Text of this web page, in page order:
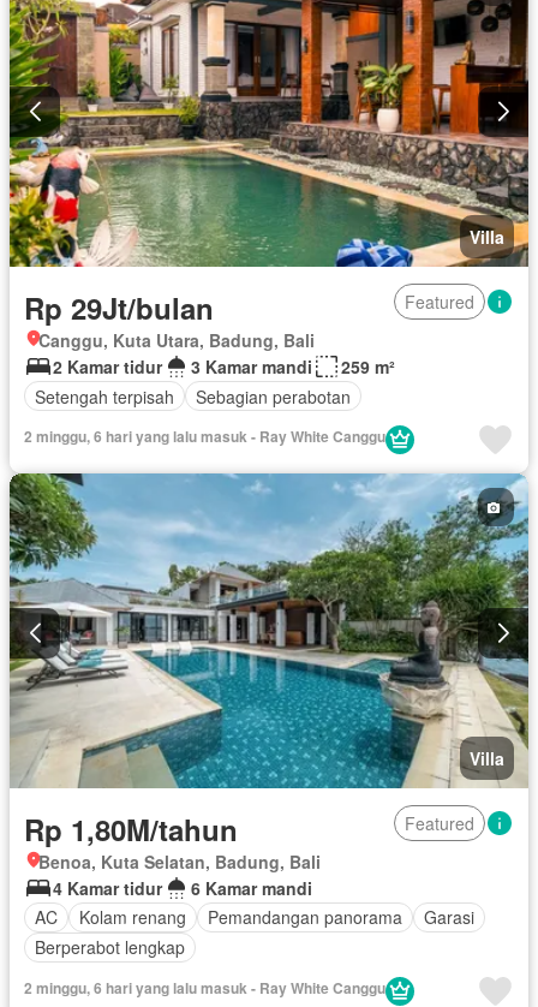
Villa
Rp 29Jt/bulan
Featured
Canggu, Kuta Utara, Badung, Bali
2 Kamar tidur
3 Kamar mandi
259 m²
Setengah terpisah
Sebagian perabotan
2 minggu, 6 hari yang lalu masuk - Ray White Canggu
Villa
Rp 1,80M/tahun
Featured
Benoa, Kuta Selatan, Badung, Bali
4 Kamar tidur
6 Kamar mandi
AC
Kolam renang Pemandangan panorama
Garasi
Berperabot lengkap
2 minggu, 6 hari yang lalu masuk - Ray White Canggu